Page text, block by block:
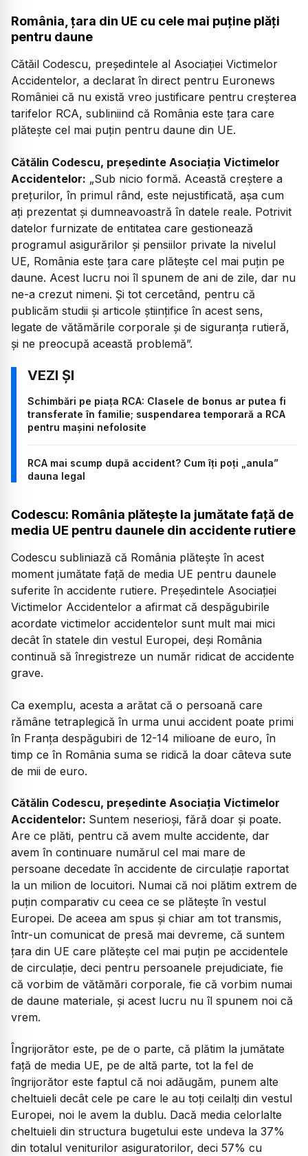
România, țara din UE cu cele mai puține plăți
pentru daune
Cătăil Codescu, președintele al Asociației Victimelor
Accidentelor, a declarat în direct pentru Euronews
României că nu există vreo justificare pentru creșterea
tarifelor RCA, subliniind că România este țara care
plătește cel mai puțin pentru daune din UE.
Cătălin Codescu, președinte Asociația Victimelor
Accidentelor: „Sub nicio formă. Această creștere a
prețurilor, în primul rând, este nejustificată, așa cum
ați prezentat și dumneavoastră în datele reale. Potrivit
datelor furnizate de entitatea care gestionează
programul asigurărilor și pensiilor private la nivelul
UE, România este țara care plătește cel mai puțin pe
daune. Acest lucru noi îl spunem de ani de zile, dar nu
ne-a crezut nimeni. Și tot cercetând, pentru că
publicăm studii și articole științifice în acest sens,
legate de vătămările corporale și de siguranța rutieră,
și ne preocupă această problemă”.
Schimbări pe piața RCA: Clasele de bonus ar putea fi
transferate în familie; suspendarea temporară a RCA
pentru mașini nefolosite
RCA mai scump după accident? Cum îți poți „anula”
dauna legal
Codescu: România plătește la jumătate față de
media UE pentru daunele din accidente rutiere
Codescu subliniază că România plătește în acest
moment jumătate față de media UE pentru daunele
suferite în accidente rutiere. Președintele Asociației
Victimelor Accidentelor a afirmat că despăgubirile
acordate victimelor accidentelor sunt mult mai mici
decât în statele din vestul Europei, deși România
continuă să înregistreze un număr ridicat de accidente
grave.
Ca exemplu, acesta a arătat că o persoană care
rămâne tetraplegică în urma unui accident poate primi
în Franța despăgubiri de 12-14 milioane de euro, în
timp ce în România suma se ridică la doar câteva sute
de mii de euro.
Cătălin Codescu, președinte Asociația Victimelor
Accidentelor: Suntem neserioși, fără doar și poate.
Are ce plăti, pentru că avem multe accidente, dar
avem în continuare numărul cel mai mare de
persoane decedate în accidente de circulație raportat
la un milion de locuitori. Numai că noi plătim extrem de
puțin comparativ cu ceea ce se plătește în vestul
Europei. De aceea am spus și chiar am tot transmis,
într-un comunicat de presă mai devreme, că suntem
țara din UE care plătește cel mai puțin pe accidentele
de circulație, deci pentru persoanele prejudiciate, fie
că vorbim de vătămări corporale, fie că vorbim numai
de daune materiale, și acest lucru nu îl spunem noi că
vrem.
Îngrijorător este, pe de o parte, că plătim la jumătate
față de media UE, pe de altă parte, tot la fel de
îngrijorător este faptul că noi adăugăm, punem alte
cheltuieli decât cele pe care le au toți ceilalți din vestul
Europei, noi le avem la dublu. Dacă media celorlalte
cheltuieli din structura bugetului este undeva la 37%
din totalul veniturilor asiguratorilor, deci 57% cu